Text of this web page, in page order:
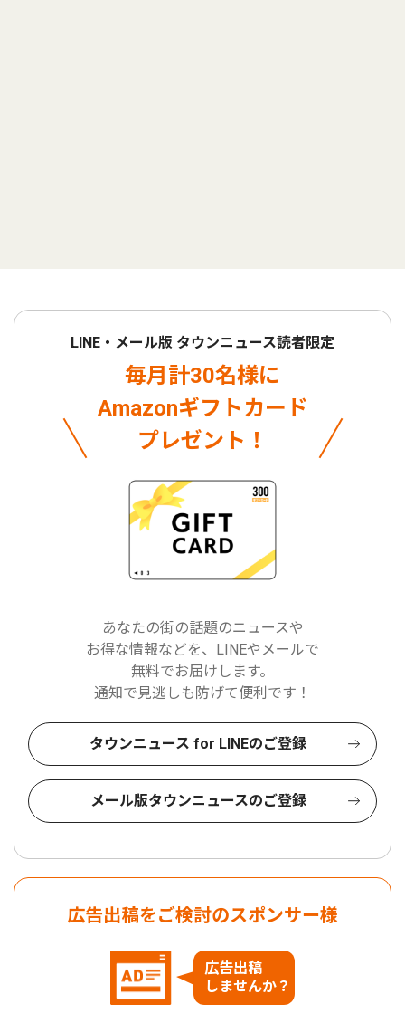
LINE・メール版 タウンニュース読者限定
毎月計30名様に
Amazonギフトカード
プレゼント！
あなたの街の話題のニュースや
お得な情報などを、LINEやメールで
無料でお届けします。
通知で見逃しも防げて便利です！
タウンニュース for LINEのご登録
メール版タウンニュースのご登録
広告出稿をご検討のスポンサー様
広告出稿
しませんか？